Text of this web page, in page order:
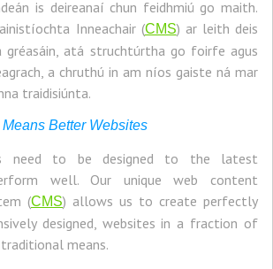
is deireanaí chun feidhmiú go maith.
Inneachair (CMS) ar leith deis
gréasáin, atá struchtúrtha go foirfe agus
a chruthú in am níos gaiste ná mar
traidisiúnta.
Better Websites
need to be designed to the latest
well. Our unique web content
(CMS) allows us to create perfectly
designed, websites in a fraction of
means.